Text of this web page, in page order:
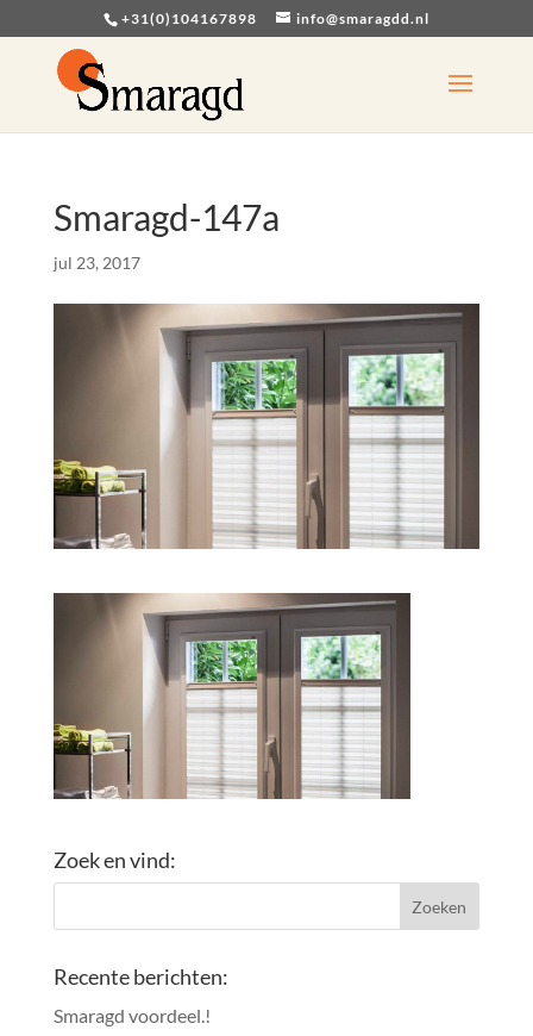
+31(0)104167898 info@smaragdd.nl
Smaragd-147a
jul 23, 2017
Zoek en vind:
Recente berichten:
Smaragd voordeel.!